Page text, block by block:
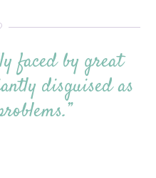
faced by great
disguised as